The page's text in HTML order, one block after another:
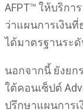
AFPT™ ให้บริกา
ว่าแผนการเงิน
ได้มาตรฐานระ
นอกจากนี้ ยังยก
ใต้คอนเซ็ปต์
ปรึกษาแผนการ